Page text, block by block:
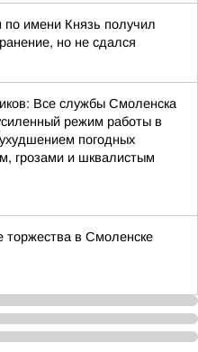
имени Князь получил
но не сдался
Все службы Смоленска
режим работы в
погодных
грозами и шквалистым
торжества в Смоленске